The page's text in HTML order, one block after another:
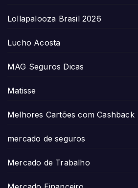
Lollapalooza Brasil 2026
Lucho Acosta
MAG Seguros Dicas
Matisse
Melhores Cartões com Cashback
mercado de seguros
Mercado de Trabalho